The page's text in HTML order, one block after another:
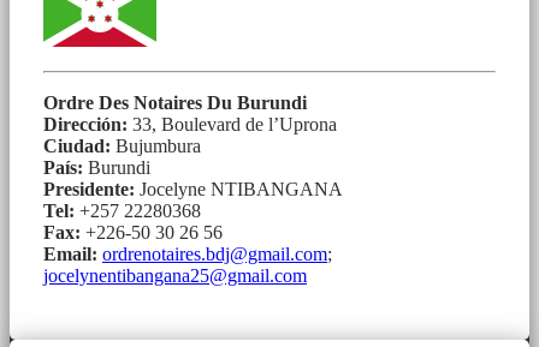
Ordre Des Notaires Du Burundi
Dirección: 33, Boulevard de l’Uprona
Ciudad: Bujumbura
País: Burundi
Presidente: Jocelyne NTIBANGANA
Tel: +257 22280368
Fax: +226-50 30 26 56
Email: ordrenotaires.bdj@gmail.com;
jocelynentibangana25@gmail.com